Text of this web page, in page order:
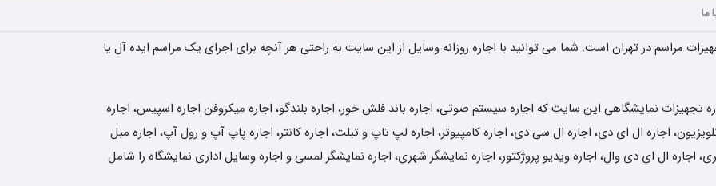
ما
مراسم در تهران است. شما می توانید با اجاره روزانه وسایل از این سایت به راحتی هر آنچه برای اجرای یک مراسم ایده آل یا
تجهیزات نمایشگاهی این سایت که اجاره سیستم صوتی، اجاره باند فلش خور، اجاره بلندگو، اجاره میکروفن اجاره اسپیس، اجاره
اجاره ال ای دی، اجاره ال سی دی، اجاره کامپیوتر، اجاره لپ تاپ و تبلت، اجاره کانتر، اجاره پاپ آپ و رول آپ، اجاره مبل
اجاره ال ای دی وال، اجاره ویدیو پروژکتور، اجاره نمایشگر شهری، اجاره نمایشگر لمسی و اجاره وسایل اداری نمایشگاه را شامل